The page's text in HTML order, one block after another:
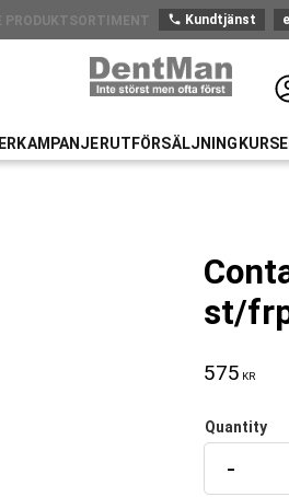
PRODUKTSORTIMENT phone Kundtjänst
KAMPANJERUTFÖRSÄLJNING
st/
575 KR
Quantity
-